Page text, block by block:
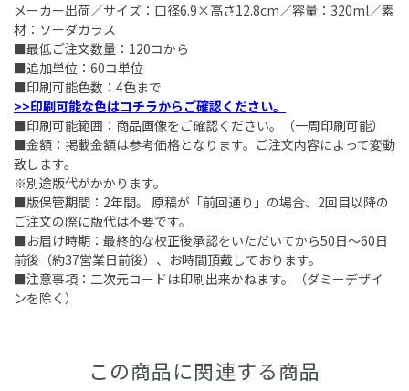
メーカー出荷／サイズ：口径6.9×高さ12.8cm／容量：320ml／素
材：ソーダガラス
■最低ご注文数量：120コから
■追加単位：60コ単位
■印刷可能色数：4色まで
>>印刷可能な色はコチラからご確認ください。
■印刷可能範囲：商品画像をご確認ください。（一周印刷可能）
■金額：掲載金額は参考価格となります。ご注文内容によって変動
致します。
※別途版代がかかります。
■版保管期間：2年間。 原稿が「前回通り」の場合、2回目以降の
ご注文の際に版代は不要です。
■お届け時期：最終的な校正後承認をいただいてから50日～60日
前後（約37営業日前後）、お時間頂戴しております。
■注意事項：二次元コードは印刷出来かねます。（ダミーデザイ
ンを除く）
この商品に関連する商品